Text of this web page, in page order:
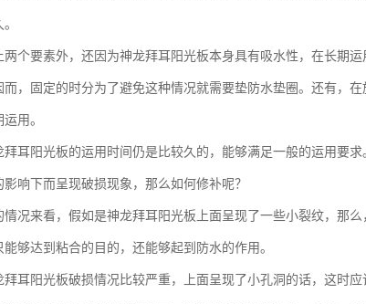
两个要素外，还因为神龙拜耳阳光板本身具有吸水性，在长期
而，固定的时分为了避免这种情况就需要垫防水垫圈。还有，
用。
拜耳阳光板的运用时间仍是比较久的，能够满足一般的运用要
响下而呈现破损现象，那么如何修补呢？
情况来看，假如是神龙拜耳阳光板上面呈现了一些小裂纹，那
够达到粘合的目的，还能够起到防水的作用。
拜耳阳光板破损情况比较严重，上面呈现了小孔洞的话，这时